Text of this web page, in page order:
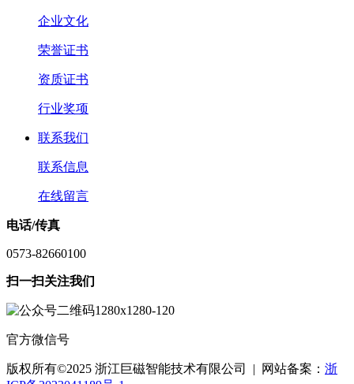
企业文化
荣誉证书
资质证书
行业奖项
联系我们
联系信息
在线留言
电话/传真
0573-82660100
扫一扫关注我们
官方微信号
版权所有©2025 浙江巨磁智能技术有限公司 | 网站备案： 浙